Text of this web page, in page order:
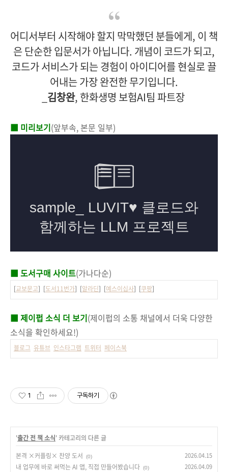
어디서부터 시작해야 할지 막막했던 분들에게, 이 책
은 단순한 입문서가 아닙니다. 개념이 코드가 되고,
코드가 서비스가 되는 경험이 아이디어를 현실로 끌
어내는 가장 완전한 무기입니다.
김창완, 한화생명 보험AI팀 파트장
■ 미리보기(앞부속, 본문 일부)
■ 도서구매 사이트(가나다순)
[교보문고] [도서11번가] [알라딘] [예스이십사] [쿠팡]
■ 제이펍 소식 더 보기(제이펍의 소통 채널에서 더욱 다양한
소식을 확인하세요!)
블로그 유튜브 인스타그램 트위터 페이스북
1 구독하기
'출간 전 책 소식' 카테고리의 다른 글
본격 ×커플링× 찬양 도서
(0) 2026.04.15
내 업무에 바로 써먹는 AI 앱, 직접 만들어봤습니다 (0) 2026.04.09